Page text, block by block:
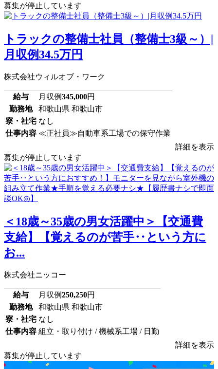
募集が停止しています
トラックの整備士社員（整備士3級～）|
月収例34.5万円
株式会社ウィルオブ・ワーク
給与 月収例345,000円
勤務地
和歌山県 和歌山市
寮・社宅 なし
仕事内容 ≪正社員≫自動車系工場での保守作業
詳細を表示
募集が停止しています
＜18歳～35歳の男女活躍中＞【交通費
支給】【覚えるのが苦手‥という方に
お...
株式会社ニッコー
給与 月収例250,250円
勤務地
和歌山県 和歌山市
寮・社宅 なし
仕事内容 組立・取り付け / 機械系工場 / 日勤
詳細を表示
募集が停止しています